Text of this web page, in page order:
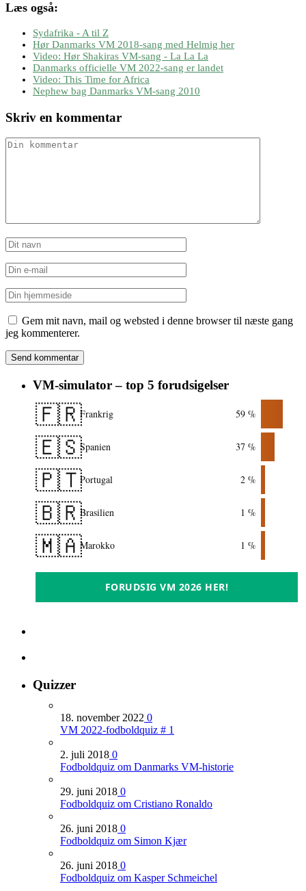
Læs også:
Sydafrika - A til Z
Hør Danmarks VM 2018-sang med Helmig her
Video: Hør Shakiras VM-sang - La La La
Danmarks officielle VM 2022-sang er landet
Video: This Time for Africa
Nephew bag Danmarks VM-sang 2010
Skriv en kommentar
Gem mit navn, mail og websted i denne browser til næste gang
jeg kommenterer.
VM-simulator – top 5 forudsigelser
🇫🇷Frankrig 59 %
🇪🇸Spanien 37 %
🇵🇹Portugal 2 %
🇧🇷Brasilien 1 %
🇲🇦Marokko 1 %
FORUDSIG VM 2026 HER!
Quizzer
18. november 2022 0
VM 2022-fodboldquiz # 1
2. juli 2018 0
Fodboldquiz om Danmarks VM-historie
29. juni 2018 0
Fodboldquiz om Cristiano Ronaldo
26. juni 2018 0
Fodboldquiz om Simon Kjær
26. juni 2018 0
Fodboldquiz om Kasper Schmeichel